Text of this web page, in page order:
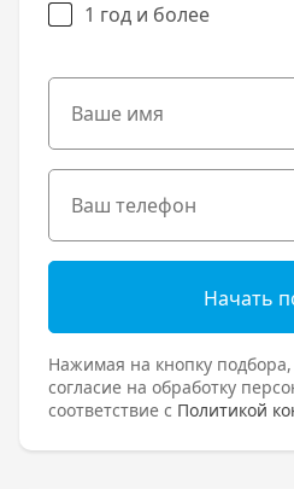
1 год и более
Начать
Нажимая на кнопку
согласие на обработку
соответствие с Политикой